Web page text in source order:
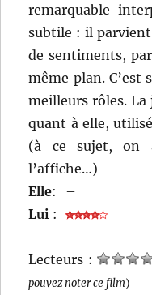
remarquable
subtile : il
de sentiments,
même plan. C’est
meilleurs rôles. La
quant à elle,
(à ce sujet, on
l’affiche…)
Elle:
–
Lui :
Lecteurs :
pouvez noter ce film)